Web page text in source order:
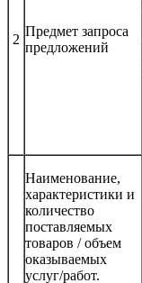
2
Предмет запроса
предложений
Наименование,
характеристики и
количество
поставляемых
товаров / объем
оказываемых
услуг/работ.